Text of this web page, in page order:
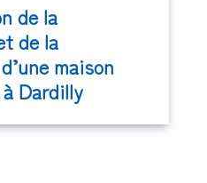
de la
de la
maison
Dardilly